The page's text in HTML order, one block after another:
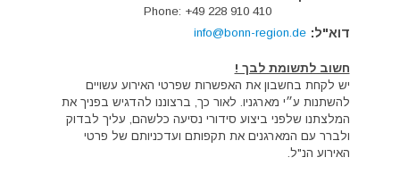
Phone: +49 228 910 410
דוא"ל: info@bonn-region.de
חשוב לתשומת לבך !
יש לקחת בחשבון את האפשרות שפרטי האירוע עשויים
להשתנות ע״י מארגניו. לאור כך, ברצוננו להדגיש בפניך את
המלצתנו שלפני ביצוע סידורי נסיעה כלשהם, עליך לבדוק
ולברר עם המארגנים את תקפותם ועדכניותם של פרטי
האירוע הנ"ל.